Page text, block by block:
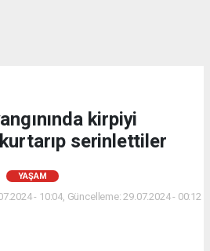
kirpiyi
serinlettiler
YAŞAM
- 10:04, Güncelleme: 29.07.2024 - 00:12